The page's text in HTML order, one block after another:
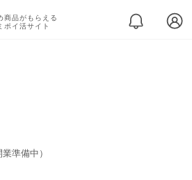
商品がもらえる
ポイ活サイト
準備中）